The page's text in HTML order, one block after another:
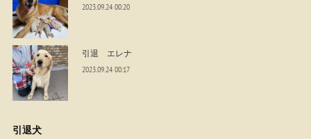
2023.09.24 00:20
引退 エレナ
2023.09.24 00:17
引退犬